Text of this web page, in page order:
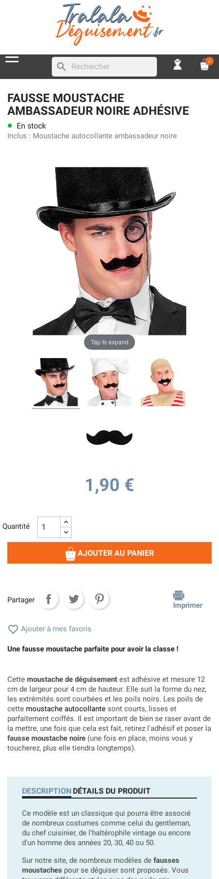
search 0
FAUSSE MOUSTACHE
AMBASSADEUR NOIRE ADHÉSIVE
lens En stock
Inclus : Moustache autocollante ambassadeur noire
Tap to expand
1,90 €
Quantité
AJOUTER AU PANIER
Partager
Imprimer
 Ajouter à mes favoris
Une fausse moustache parfaite pour avoir la classe !
Cette moustache de déguisement est adhésive et mesure 12
cm de largeur pour 4 cm de hauteur. Elle suit la forme du nez,
les extrémités sont courbées et les poils noirs. Les poils de
cette moustache autocollante sont courts, lisses et
parfaitement coiffés. Il est important de bien se raser avant de
la mettre, une fois que cela est fait, retirez l'adhésif et poser la
fausse moustache noire (une fois en place, moins vous y
toucherez, plus elle tiendra longtemps).
DESCRIPTION DÉTAILS DU PRODUIT
Ce modèle est un classique qui pourra être associé
de nombreux costumes comme celui du gentleman,
du chef cuisinier, de l’haltérophile vintage ou encore
d'un homme des années 20, 30, 40 ou 50.
Sur notre site, de nombreux modèles de fausses
moustaches pour se déguiser sont proposés. Vous